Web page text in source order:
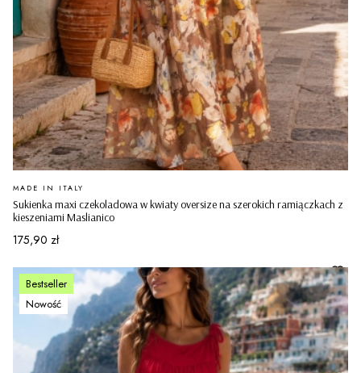
Sukienka maxi czekoladowa w kwiaty oversize na szerokich ramiączkach z
kieszeniami Maslianico
PRODUCENT
MADE IN ITALY
Cena
175,90 zł
Bestseller
Nowość